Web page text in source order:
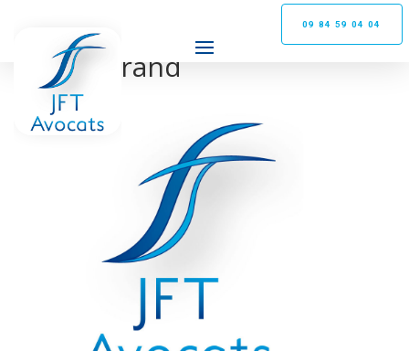
09 84 59 04 04
logo-grand